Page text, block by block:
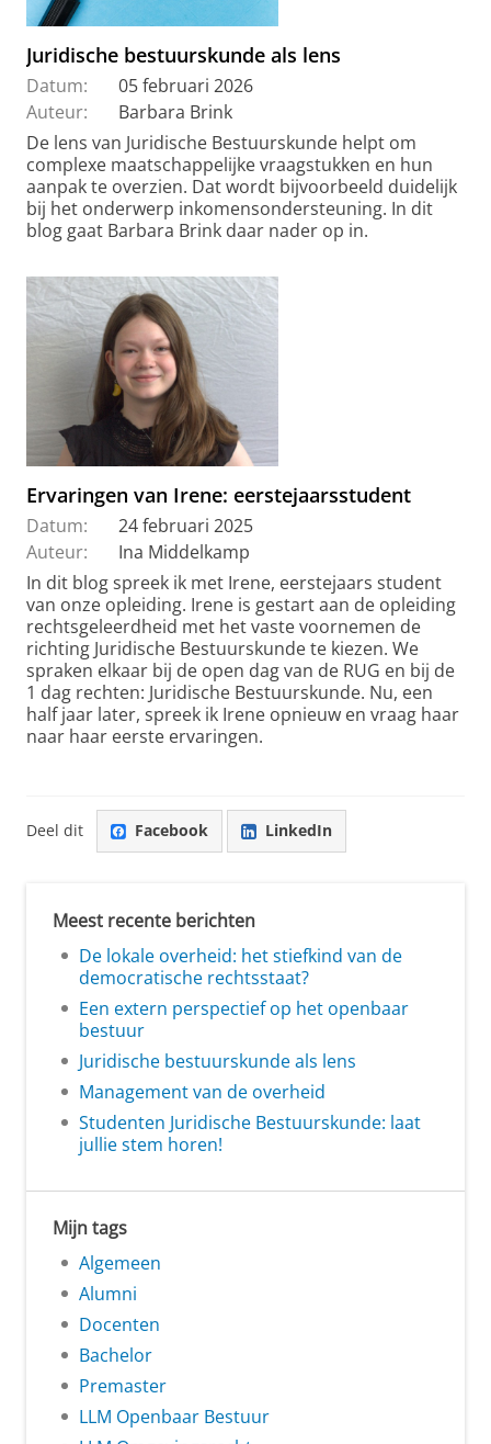
Juridische bestuurskunde als lens
Datum:
05 februari 2026
Auteur:
Barbara Brink
De lens van Juridische Bestuurskunde helpt om
complexe maatschappelijke vraagstukken en hun
aanpak te overzien. Dat wordt bijvoorbeeld duidelijk
bij het onderwerp inkomensondersteuning. In dit
blog gaat Barbara Brink daar nader op in.
Ervaringen van Irene: eerstejaarsstudent
Datum:
24 februari 2025
Auteur:
Ina Middelkamp
In dit blog spreek ik met Irene, eerstejaars student
van onze opleiding. Irene is gestart aan de opleiding
rechtsgeleerdheid met het vaste voornemen de
richting Juridische Bestuurskunde te kiezen. We
spraken elkaar bij de open dag van de RUG en bij de
1 dag rechten: Juridische Bestuurskunde. Nu, een
half jaar later, spreek ik Irene opnieuw en vraag haar
naar haar eerste ervaringen.
Deel dit Facebook LinkedIn
Meest recente berichten
De lokale overheid: het stiefkind van de
democratische rechtsstaat?
Een extern perspectief op het openbaar
bestuur
Juridische bestuurskunde als lens
Management van de overheid
Studenten Juridische Bestuurskunde: laat
jullie stem horen!
Mijn tags
Algemeen
Alumni
Docenten
Bachelor
Premaster
LLM Openbaar Bestuur